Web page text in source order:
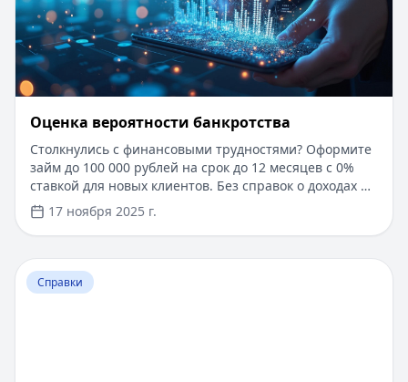
Оценка вероятности банкротства
Столкнулись с финансовыми трудностями? Оформите
займ до 100 000 рублей на срок до 12 месяцев с 0%
ставкой для новых клиентов. Без справок о доходах и
документов — решение за 5 минут. Получите деньги
быстро и прозрачно через проверенные сервисы.
17 ноября 2025 г.
Перейти к статье:
Справки